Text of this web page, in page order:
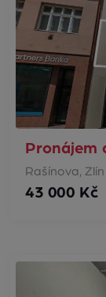
Pronájem
Rašínova, Zlín
43 000 Kč